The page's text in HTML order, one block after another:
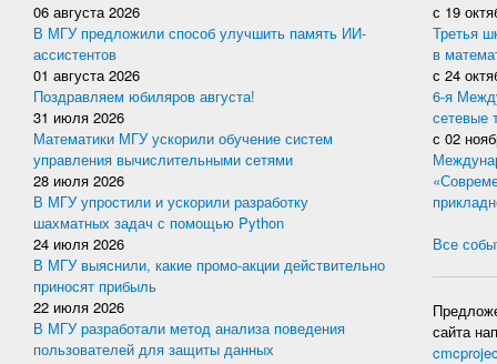
06 августа 2026
В МГУ предложили способ улучшить память ИИ-
ассистентов
01 августа 2026
Поздравляем юбиляров августа!
31 июля 2026
Математики МГУ ускорили обучение систем
управления вычислительными сетями
28 июля 2026
В МГУ упростили и ускорили разработку
шахматных задач с помощью Python
24 июля 2026
В МГУ выяснили, какие промо-акции действительно
приносят прибыль
22 июля 2026
В МГУ разработали метод анализа поведения
пользователей для защиты данных
с 19
Третья
в
с 24
6-я
сетевые
с 02
Все
сайта